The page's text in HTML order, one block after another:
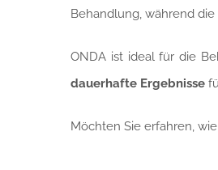
Behandlung, während
ONDA ist ideal für die
dauerhafte Ergebnisse
Möchten Sie erfahren,